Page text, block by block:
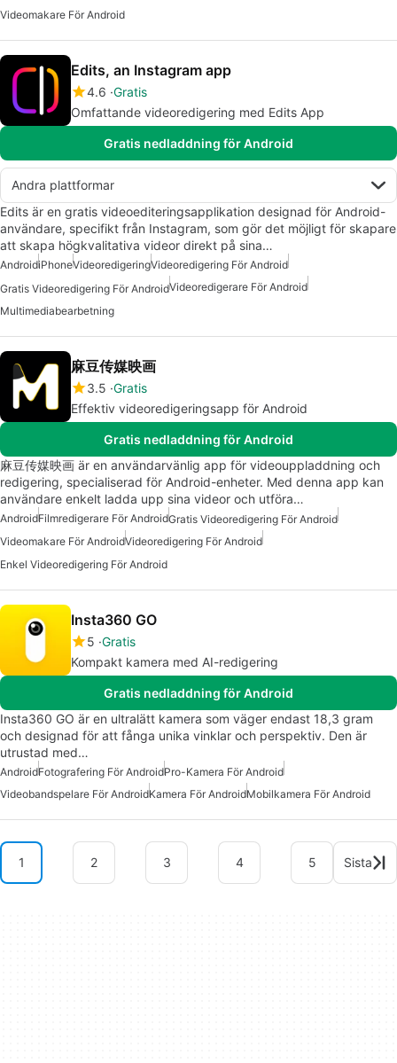
Videomakare För Android
Edits, an Instagram app
4.6 Gratis
Omfattande videoredigering med Edits App
Gratis nedladdning för Android
Andra plattformar
Edits är en gratis videoediteringsapplikation designad för Android-
användare, specifikt från Instagram, som gör det möjligt för skapare
att skapa högkvalitativa videor direkt på sina…
AndroidiPhoneVideoredigeringVideoredigering För Android
Gratis Videoredigering För AndroidVideoredigerare För Android
Multimediabearbetning
麻豆传媒映画
3.5 Gratis
Effektiv videoredigeringsapp för Android
Gratis nedladdning för Android
麻豆传媒映画 är en användarvänlig app för videouppladdning och
redigering, specialiserad för Android-enheter. Med denna app kan
användare enkelt ladda upp sina videor och utföra…
AndroidFilmredigerare För AndroidGratis Videoredigering För Android
Videomakare För AndroidVideoredigering För Android
Enkel Videoredigering För Android
Insta360 GO
5 Gratis
Kompakt kamera med AI-redigering
Gratis nedladdning för Android
Insta360 GO är en ultralätt kamera som väger endast 18,3 gram
och designad för att fånga unika vinklar och perspektiv. Den är
utrustad med…
AndroidFotografering För AndroidPro-Kamera För Android
Videobandspelare För AndroidKamera För AndroidMobilkamera För Android
1 2 3 4 5 Sista